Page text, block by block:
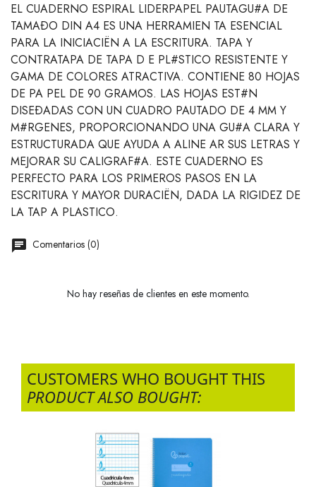
EL CUADERNO ESPIRAL LIDERPAPEL PAUTAGU#A DE
TAMAÐO DIN A4 ES UNA HERRAMIEN TA ESENCIAL
PARA LA INICIACIËN A LA ESCRITURA. TAPA Y
CONTRATAPA DE TAPA D E PL#STICO RESISTENTE Y
GAMA DE COLORES ATRACTIVA. CONTIENE 80 HOJAS
DE PA PEL DE 90 GRAMOS. LAS HOJAS EST#N
DISEÐADAS CON UN CUADRO PAUTADO DE 4 MM Y
M#RGENES, PROPORCIONANDO UNA GU#A CLARA Y
ESTRUCTURADA QUE AYUDA A ALINE AR SUS LETRAS Y
MEJORAR SU CALIGRAF#A. ESTE CUADERNO ES
PERFECTO PARA LOS PRIMEROS PASOS EN LA
ESCRITURA Y MAYOR DURACIËN, DADA LA RIGIDEZ DE
LA TAP A PLASTICO.
Comentarios (0)
No hay reseñas de clientes en este momento.
CUSTOMERS WHO BOUGHT THIS
PRODUCT ALSO BOUGHT: